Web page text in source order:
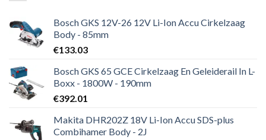
Bosch GKS 12V-26 12V Li-Ion Accu Cirkelzaag
Body - 85mm
€133.03
Bosch GKS 65 GCE Cirkelzaag En Geleiderail In L-
Boxx - 1800W - 190mm
€392.01
Makita DHR202Z 18V Li-Ion Accu SDS-plus
Combihamer Body - 2J